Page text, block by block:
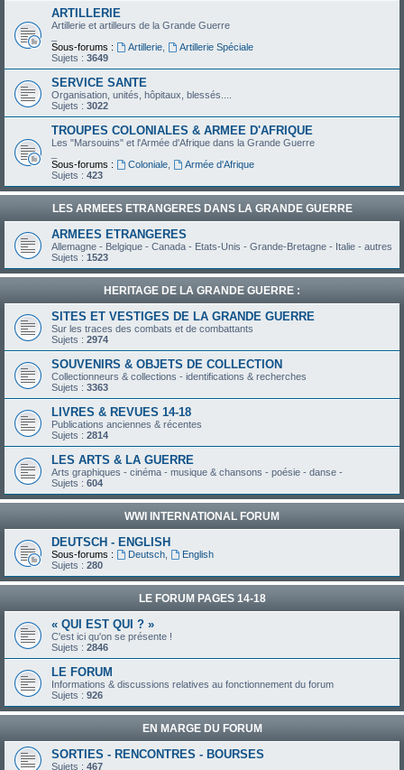
ARTILLERIE
Artillerie et artilleurs de la Grande Guerre
Sous-forums :
Artillerie,
Artillerie Spéciale
Sujets : 3649
SERVICE SANTE
Organisation, unités, hôpitaux, blessés....
Sujets : 3022
TROUPES COLONIALES & ARMEE D'AFRIQUE
Les "Marsouins" et l'Armée d'Afrique dans la Grande Guerre
Sous-forums :
Coloniale,
Armée d'Afrique
Sujets : 423
LES ARMEES ETRANGERES DANS LA GRANDE GUERRE
ARMEES ETRANGERES
Allemagne - Belgique - Canada - Etats-Unis - Grande-Bretagne - Italie - autres
Sujets : 1523
HERITAGE DE LA GRANDE GUERRE :
SITES ET VESTIGES DE LA GRANDE GUERRE
Sur les traces des combats et de combattants
Sujets : 2974
SOUVENIRS & OBJETS DE COLLECTION
Collectionneurs & collections - identifications & recherches
Sujets : 3363
LIVRES & REVUES 14-18
Publications anciennes & récentes
Sujets : 2814
LES ARTS & LA GUERRE
Arts graphiques - cinéma - musique & chansons - poésie - danse -
Sujets : 604
WWI INTERNATIONAL FORUM
DEUTSCH - ENGLISH
Sous-forums : Deutsch,
English
Sujets : 280
LE FORUM PAGES 14-18
« QUI EST QUI ? »
C'est ici qu'on se présente !
Sujets : 2846
LE FORUM
Informations & discussions relatives au fonctionnement du forum
Sujets : 926
EN MARGE DU FORUM
SORTIES - RENCONTRES - BOURSES
Sujets : 467